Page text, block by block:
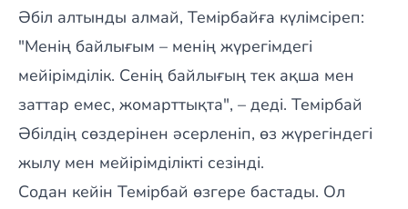
Әбіл алтынды алмай, Темірбайға күлімсіреп:
"Менің байлығым – менің жүрегімдегі
мейірімділік. Сенің байлығың тек ақша мен
заттар емес, жомарттықта", – деді. Темірбай
Әбілдің сөздерінен әсерленіп, өз жүрегіндегі
жылу мен мейірімділікті сезінді.
Содан кейін Темірбай өзгере бастады. Ол